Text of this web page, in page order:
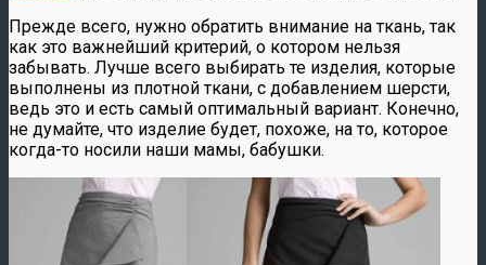
Прежде всего, нужно обратить внимание на ткань, так
как это важнейший критерий, о котором нельзя
забывать. Лучше всего выбирать те изделия, которые
выполнены из плотной ткани, с добавлением шерсти,
ведь это и есть самый оптимальный вариант. Конечно,
не думайте, что изделие будет, похоже, на то, которое
когда-то носили наши мамы, бабушки.